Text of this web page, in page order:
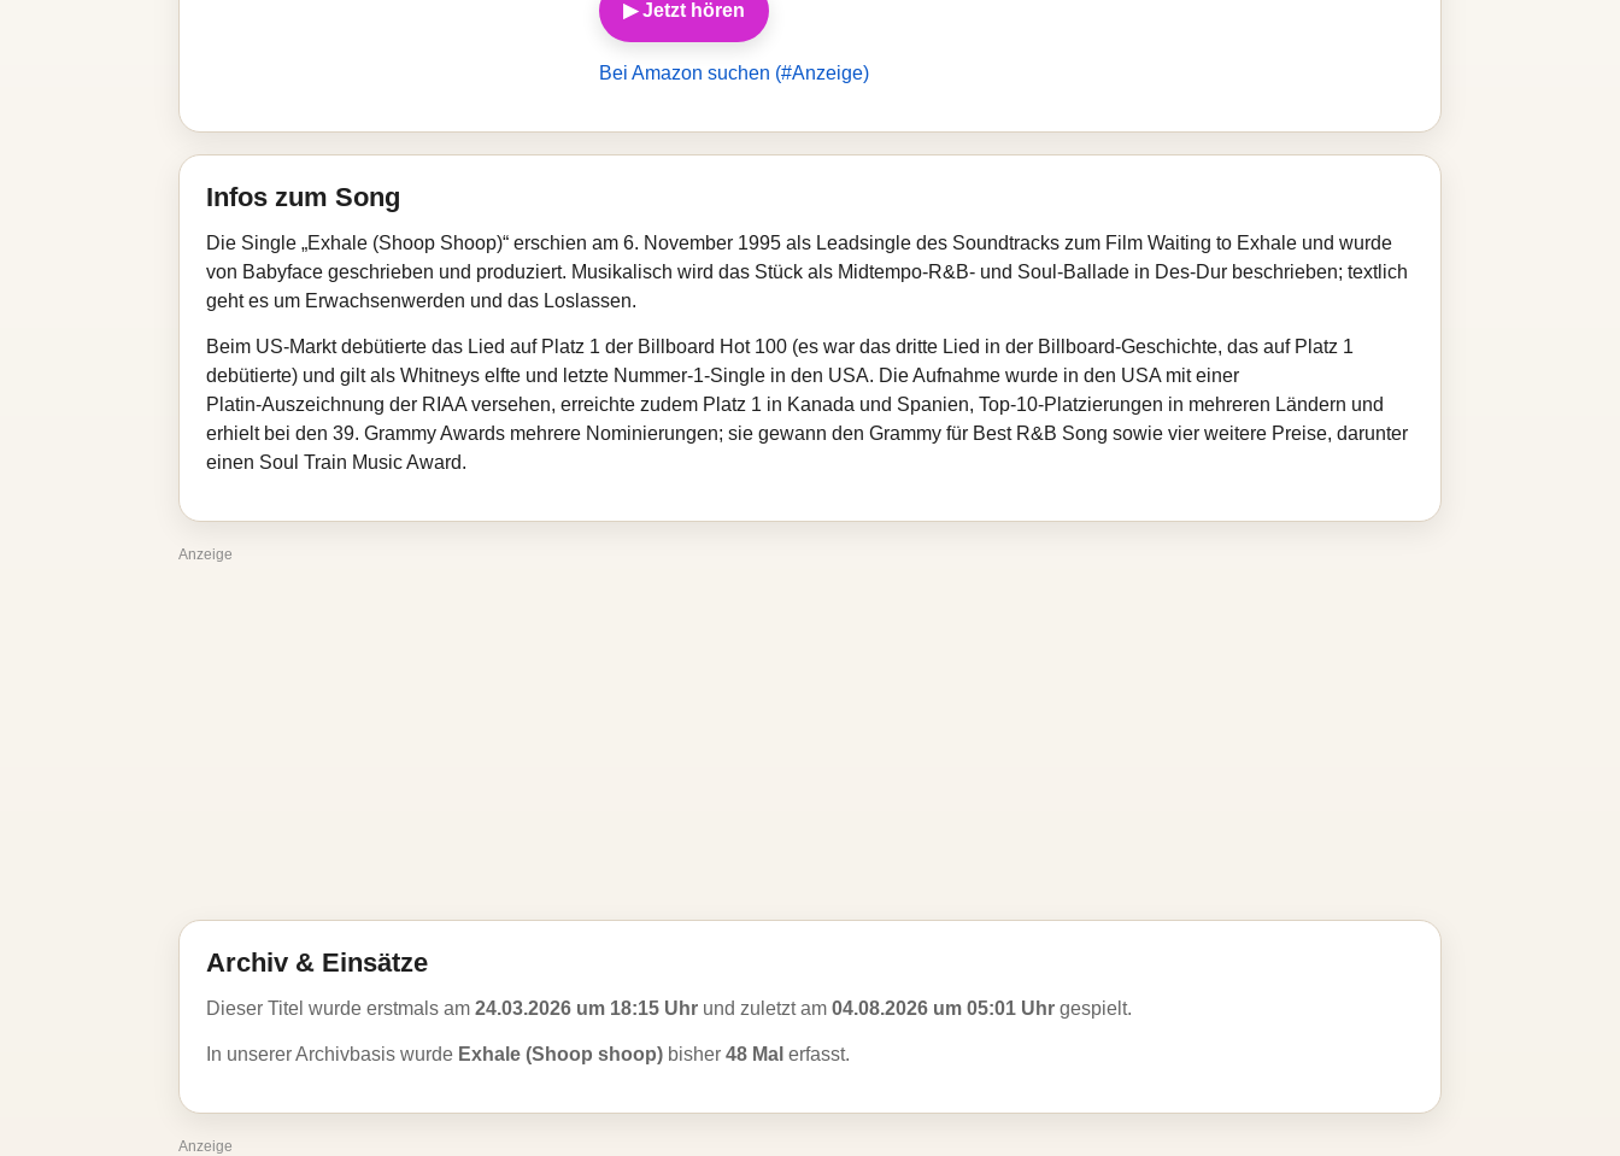
▶ Jetzt hören
Bei Amazon suchen (#Anzeige)
Infos zum Song
Die Single „Exhale (Shoop Shoop)“ erschien am 6. November 1995 als Leadsingle des Soundtracks zum Film Waiting to Exhale und wurde
von Babyface geschrieben und produziert. Musikalisch wird das Stück als Midtempo-R&B- und Soul-Ballade in Des‑Dur beschrieben; textlich
geht es um Erwachsenwerden und das Loslassen.
Beim US‑Markt debütierte das Lied auf Platz 1 der Billboard Hot 100 (es war das dritte Lied in der Billboard-Geschichte, das auf Platz 1
debütierte) und gilt als Whitneys elfte und letzte Nummer‑1-Single in den USA. Die Aufnahme wurde in den USA mit einer
Platin‑Auszeichnung der RIAA versehen, erreichte zudem Platz 1 in Kanada und Spanien, Top‑10‑Platzierungen in mehreren Ländern und
erhielt bei den 39. Grammy Awards mehrere Nominierungen; sie gewann den Grammy für Best R&B Song sowie vier weitere Preise, darunter
einen Soul Train Music Award.
Anzeige
Archiv & Einsätze
Dieser Titel wurde erstmals am 24.03.2026 um 18:15 Uhr und zuletzt am 04.08.2026 um 05:01 Uhr gespielt.
In unserer Archivbasis wurde Exhale (Shoop shoop) bisher 48 Mal erfasst.
Anzeige